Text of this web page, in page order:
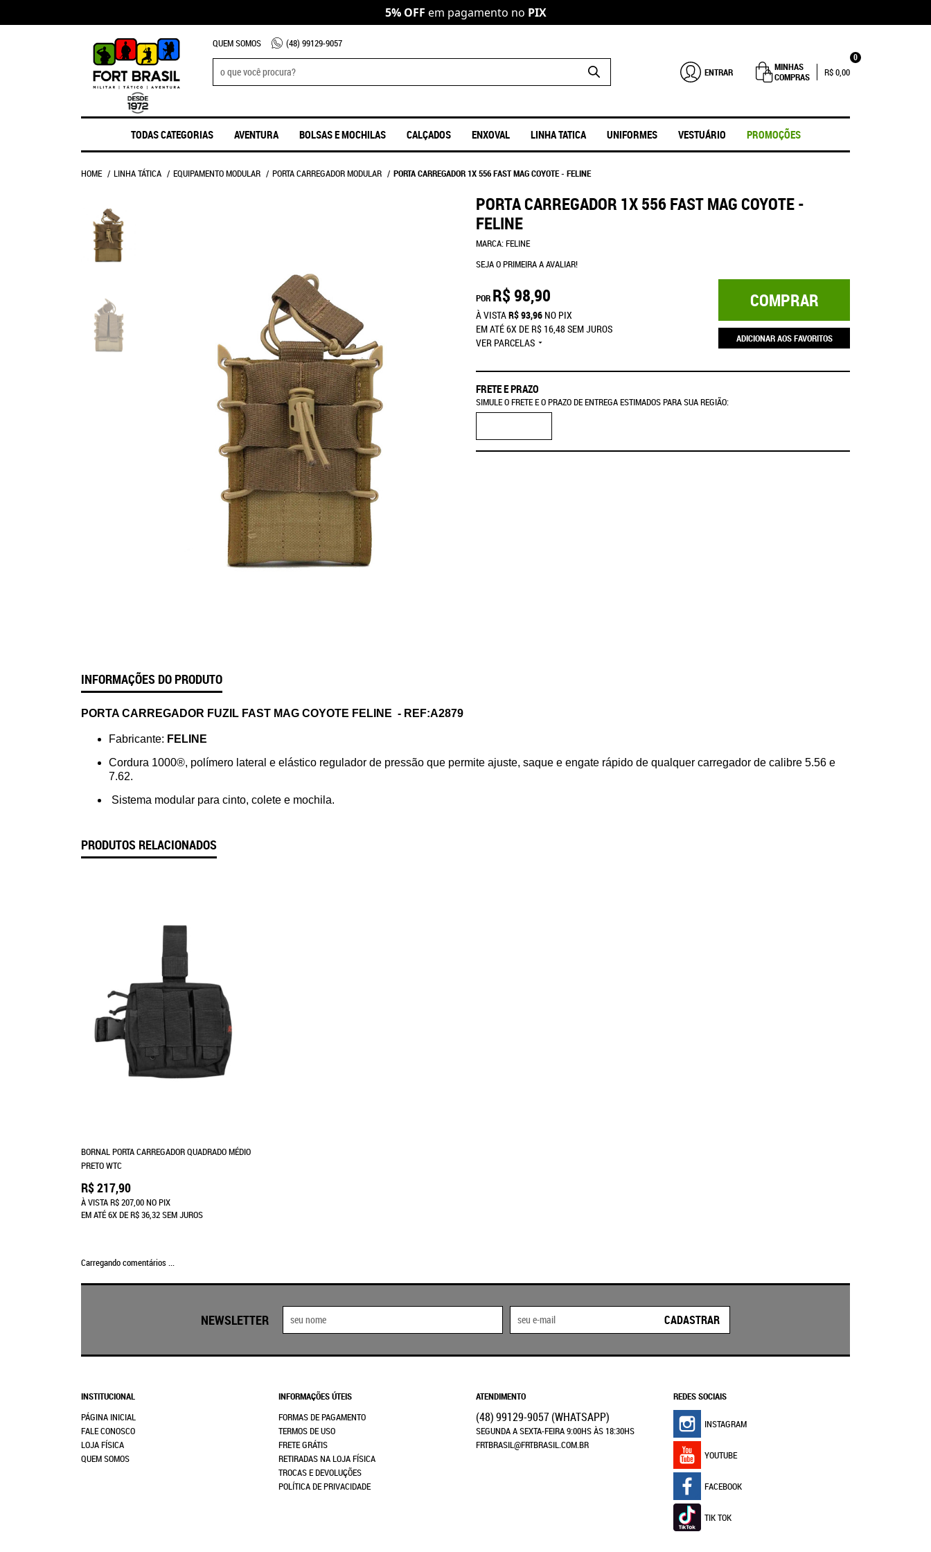
5% OFF em pagamento no PIX
QUEM SOMOS (48) 99129-9057
ENTRAR
MINHAS
COMPRAS
0
R$ 0,00
TODAS CATEGORIAS AVENTURA BOLSAS E MOCHILAS CALÇADOS ENXOVAL LINHA TATICA UNIFORMES VESTUÁRIO PROMOÇÕES
HOME LINHA TÁTICA EQUIPAMENTO MODULAR PORTA CARREGADOR MODULAR PORTA CARREGADOR 1X 556 FAST MAG COYOTE - FELINE
PORTA CARREGADOR 1X 556 FAST MAG COYOTE -
FELINE
MARCA:FELINE
SEJA O PRIMEIRA A AVALIAR!
POR R$ 98,90
À VISTAR$ 93,96 NO PIX
EM ATÉ6X DE R$ 16,48SEM JUROS
VER PARCELAS
COMPRAR
ADICIONAR AOS FAVORITOS
FRETE E PRAZO
SIMULE O FRETE E O PRAZO DE ENTREGA ESTIMADOS PARA SUA REGIÃO:
INFORMAÇÕES DO PRODUTO
PORTA CARREGADOR FUZIL FAST MAG COYOTE FELINE - REF:A2879
Fabricante: FELINE
Cordura 1000®, polímero lateral e elástico regulador de pressão que permite ajuste, saque e engate rápido de qualquer carregador de calibre 5.56 e
7.62. ⠀
Sistema modular para cinto, colete e mochila. ⠀
PRODUTOS RELACIONADOS
BORNAL PORTA CARREGADOR QUADRADO MÉDIO
PRETO WTC
R$ 217,90
À VISTAR$ 207,00NO PIX
EM ATÉ6XDER$ 36,32SEM JUROS
Carregando comentários ...
NEWSLETTER CADASTRAR
INSTITUCIONAL
PÁGINA INICIAL
FALE CONOSCO
LOJA FÍSICA
QUEM SOMOS
INFORMAÇÕES ÚTEIS
FORMAS DE PAGAMENTO
TERMOS DE USO
FRETE GRÁTIS
RETIRADAS NA LOJA FÍSICA
TROCAS E DEVOLUÇÕES
POLÍTICA DE PRIVACIDADE
ATENDIMENTO
(48)99129-9057(WHATSAPP)
SEGUNDA A SEXTA-FEIRA 9:00HS ÀS 18:30HS
FRTBRASIL@FRTBRASIL.COM.BR
REDES SOCIAIS
INSTAGRAM
YOUTUBE
FACEBOOK
TIK TOK